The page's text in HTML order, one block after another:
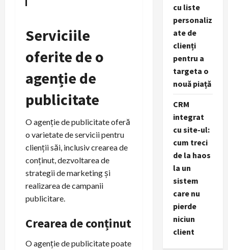
Serviciile
oferite de o
agenție de
publicitate
O agenție de publicitate oferă
o varietate de servicii pentru
clienții săi, inclusiv crearea de
conținut, dezvoltarea de
strategii de marketing și
realizarea de campanii
publicitare.
Crearea de conținut
O agenție de publicitate poate
cu liste
personaliz
ate de
clienți
pentru a
targeta o
nouă piață
CRM
integrat
cu site-ul:
cum treci
de la haos
la un
sistem
care nu
pierde
niciun
client